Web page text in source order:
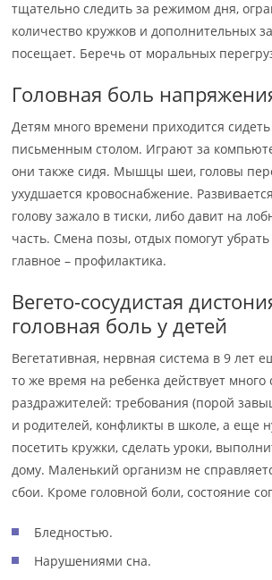
тщательно следить за режимом дня,
количество кружков и дополнительных
посещает. Беречь от моральных
Головная боль
Детям много времени приходится
письменным столом. Играют за
они также сидя. Мышцы шеи, головы
ухудшается кровоснабжение.
голову зажало в тиски, либо давит на
часть. Смена позы, отдых помогут
главное – профилактика.
Вегето-сосудистая
головная боль у детей
Вегетативная, нервная система в 9 лет
то же время на ребенка действует много
раздражителей: требования (порой
и родителей, конфликты в школе, а еще
посетить кружки, сделать уроки,
дому. Маленький организм не
сбои. Кроме головной боли, состояние
Бледностью.
Нарушениями сна.